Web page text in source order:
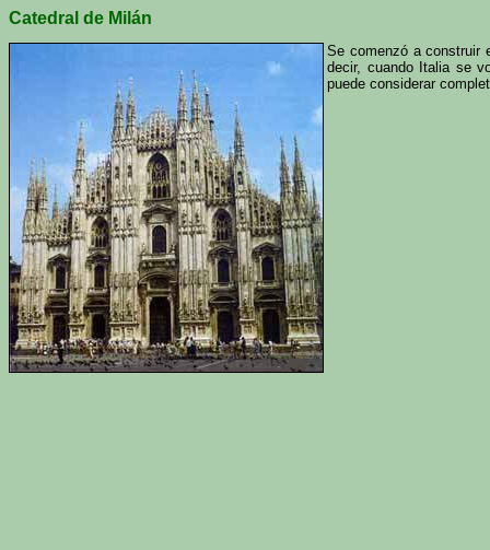
Catedral de Milán
Se comenzó a construir
decir, cuando Italia se
puede considerar